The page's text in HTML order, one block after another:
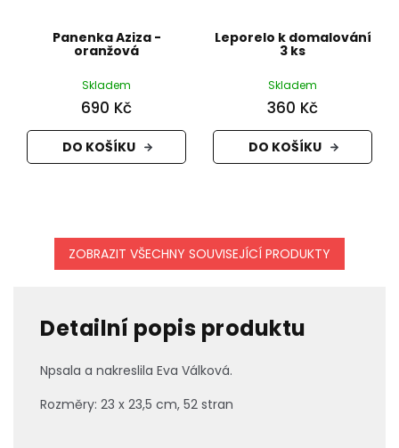
Panenka Aziza -
oranžová
Skladem
690 Kč
DO KOŠÍKU
Leporelo k domalování
3 ks
Skladem
360 Kč
DO KOŠÍKU
ZOBRAZIT VŠECHNY SOUVISEJÍCÍ PRODUKTY
Detailní popis produktu
Npsala a nakreslila Eva Válková.
Rozměry: 23 x 23,5 cm, 52 stran